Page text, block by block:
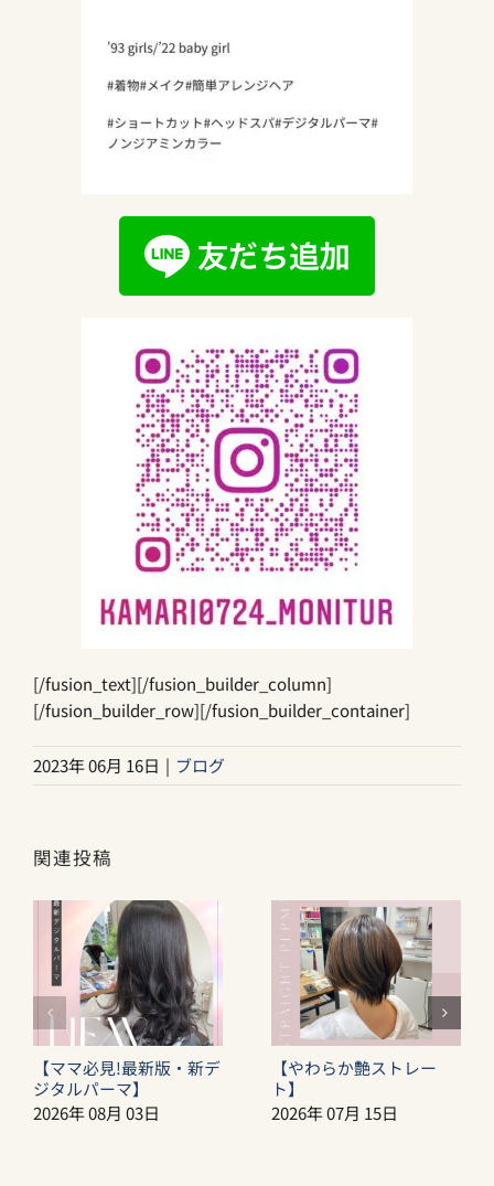
[/fusion_text][/fusion_builder_column]
[/fusion_builder_row][/fusion_builder_container]
2023年 06月 16日 | ブログ
関連投稿
【ママ必見!最新版・新デ
ジタルパーマ】
2026年 08月 03日
【やわらか艶ストレー
ト】
2026年 07月 15日